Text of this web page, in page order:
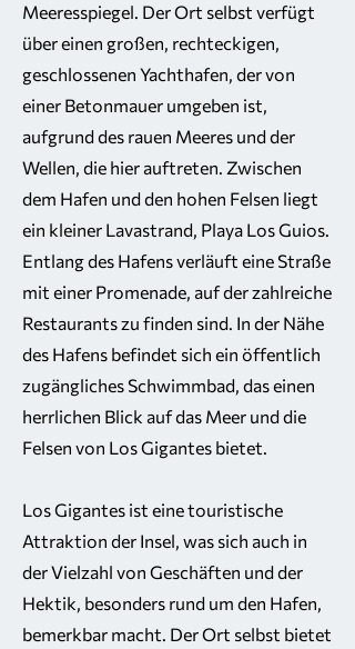
Meeresspiegel. Der Ort selbst verfügt
über einen großen, rechteckigen,
geschlossenen Yachthafen, der von
einer Betonmauer umgeben ist,
aufgrund des rauen Meeres und der
Wellen, die hier auftreten. Zwischen
dem Hafen und den hohen Felsen liegt
ein kleiner Lavastrand, Playa Los Guios.
Entlang des Hafens verläuft eine Straße
mit einer Promenade, auf der zahlreiche
Restaurants zu finden sind. In der Nähe
des Hafens befindet sich ein öffentlich
zugängliches Schwimmbad, das einen
herrlichen Blick auf das Meer und die
Felsen von Los Gigantes bietet.
Los Gigantes ist eine touristische
Attraktion der Insel, was sich auch in
der Vielzahl von Geschäften und der
Hektik, besonders rund um den Hafen,
bemerkbar macht. Der Ort selbst bietet